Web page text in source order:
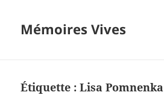
Mémoires Vives
Étiquette :Lisa Pomnenka